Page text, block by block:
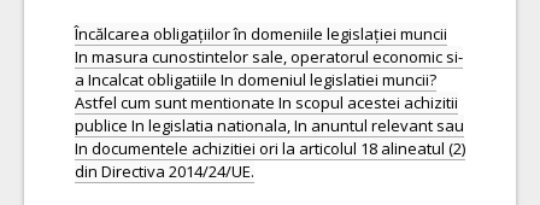
Încălcarea obligațiilor în domeniile legislației muncii
In masura cunostintelor sale, operatorul economic si-
a Incalcat obligatiile In domeniul legislatiei muncii?
Astfel cum sunt mentionate In scopul acestei achizitii
publice In legislatia nationala, In anuntul relevant sau
In documentele achizitiei ori la articolul 18 alineatul (2)
din Directiva 2014/24/UE.